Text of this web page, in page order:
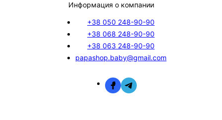
Информация о компании
+38 050 248-90-90
+38 068 248-90-90
+38 063 248-90-90
papashop.baby@gmail.com